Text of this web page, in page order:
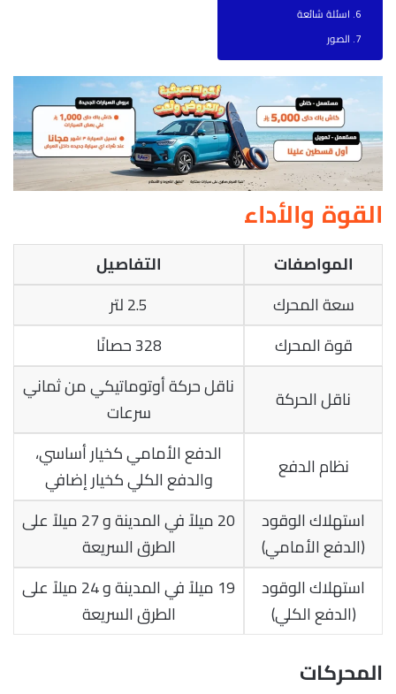
اسئلة شائعة
الصور
القوة والأداء
المواصفات التفاصيل
سعة المحرك
2.5 لتر
قوة المحرك
328 حصانًا
ناقل الحركة
ناقل حركة أوتوماتيكي من ثماني
سرعات
نظام الدفع
الدفع الأمامي كخيار أساسي،
والدفع الكلي كخيار إضافي
استهلاك الوقود
(الدفع الأمامي)
20 ميلاً في المدينة و 27 ميلاً على
الطرق السريعة
استهلاك الوقود
(الدفع الكلي)
19 ميلاً في المدينة و 24 ميلاً على
الطرق السريعة
المحركات